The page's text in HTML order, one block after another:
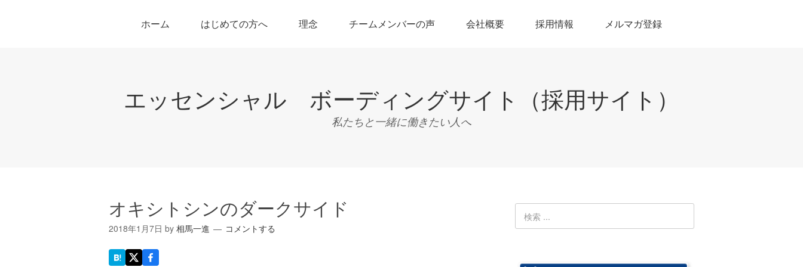
ホーム はじめての方へ 理念 チームメンバーの声 会社概要 採用情報 メルマガ登録
エッセンシャル ボーディングサイト（採用サイト）
私たちと一緒に働きたい人へ
オキシトシンのダークサイド
2018年1月7日 by 相馬一進 コメントする
は X Facebook